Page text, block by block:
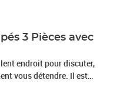
3 Pièces avec
endroit pour discuter,
vous détendre. Il est
Tissu durable : le